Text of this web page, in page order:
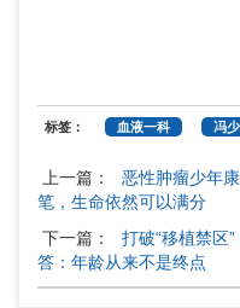
标签： 血液一科 冯
上一篇：
恶性肿瘤少年
笔，生命依然可以满分
下一篇：
打破“移植禁区
答：年龄从来不是终点